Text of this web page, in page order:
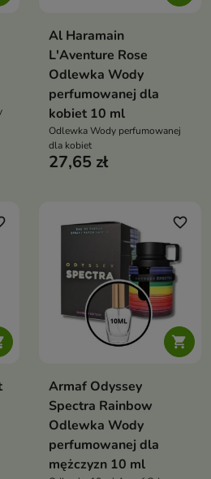
Al Haramain
L'Aventure Rose
Odlewka Wody
perfumowanej dla
kobiet 10 ml
Odlewka Wody perfumowanej
dla kobiet
27,65 zł

favorite_border
Armaf Odyssey
Spectra Rainbow
Odlewka Wody
perfumowanej dla
mężczyzn 10 ml